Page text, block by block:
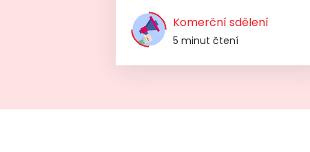
Komerční sdělení
5 minut čtení